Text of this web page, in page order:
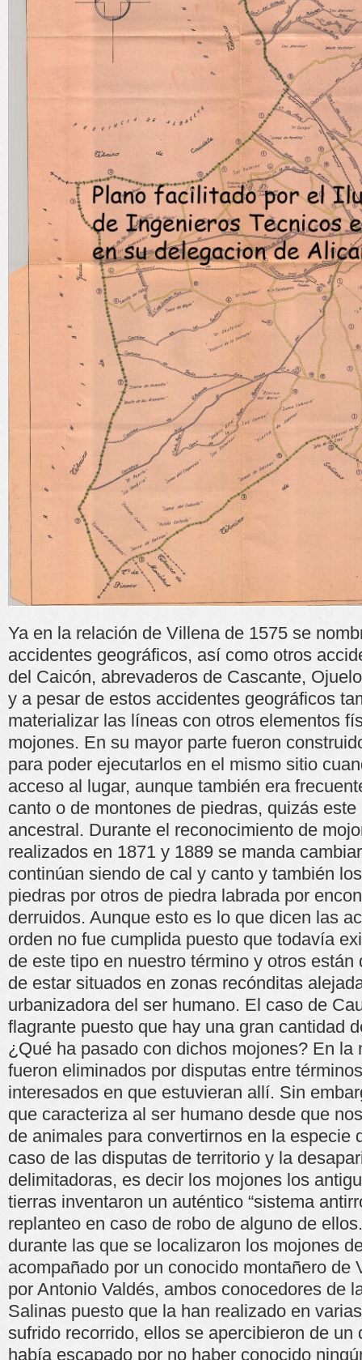
Ya en la relación de Villena de 1575 se
accidentes geográficos, así como otros
del Caicón, abrevaderos de Cascante,
y a pesar de estos accidentes geográficos
materializar las líneas con otros elementos
mojones. En su mayor parte fueron
para poder ejecutarlos en el mismo sitio
acceso al lugar, aunque también era
canto o de montones de piedras, quizás
ancestral. Durante el reconocimiento de
realizados en 1871 y 1889 se manda
continúan siendo de cal y canto y también
piedras por otros de piedra labrada por
derruidos. Aunque esto es lo que dicen las
orden no fue cumplida puesto que todavía
de este tipo en nuestro término y otros
de estar situados en zonas recónditas
urbanizadora del ser humano. El caso de
flagrante puesto que hay una gran cantidad
¿Qué ha pasado con dichos mojones? En la
fueron eliminados por disputas entre
interesados en que estuvieran allí. Sin
que caracteriza al ser humano desde que
de animales para convertirnos en la especie
caso de las disputas de territorio y la
delimitadoras, es decir los mojones los
tierras inventaron un auténtico “sistema
replanteo en caso de robo de alguno de
durante las que se localizaron los mojones
acompañado por un conocido montañero de
por Antonio Valdés, ambos conocedores de
Salinas puesto que la han realizado en
sufrido recorrido, ellos se apercibieron de un
había escapado por no haber conocido